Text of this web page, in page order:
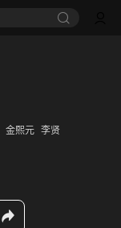
金熙元 李贤